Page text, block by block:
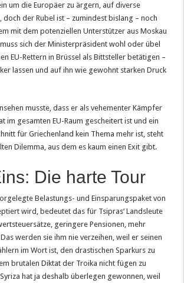
um die Europäer zu ärgern, auf diverse
doch der Rubel ist – zumindest bislang – noch
mit dem potenziellen Unterstützer aus Moskau
sich der Ministerpräsident wohl oder übel
EU-Rettern in Brüssel als Bittsteller betätigen –
lassen und auf ihn wie gewohnt starken Druck
musste, dass er als vehementer Kämpfer
im gesamten EU-Raum gescheitert ist und ein
für Griechenland kein Thema mehr ist, steht
Dilemma, aus dem es kaum einen Exit gibt.
Die harte Tour
Belastungs- und Einsparungspaket von
wird, bedeutet das für Tsipras‘ Landsleute
geringere Pensionen, mehr
werden sie ihm nie verzeihen, weil er seinen
im Wort ist, den drastischen Sparkurs zu
brutalen Diktat der Troika nicht fügen zu
hat ja deshalb überlegen gewonnen, weil